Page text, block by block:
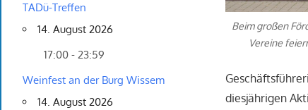
Beim großen
Vereine
diesjährigen
TADü-Treffen
14. August 2026
17:00 - 23:59
Weinfest an der Burg Wissem
14. August 2026